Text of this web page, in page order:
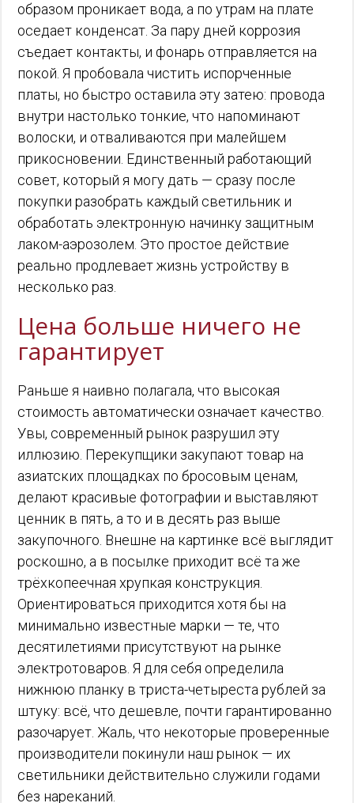
образом проникает вода, а по утрам на плате
оседает конденсат. За пару дней коррозия
съедает контакты, и фонарь отправляется на
покой. Я пробовала чистить испорченные
платы, но быстро оставила эту затею: провода
внутри настолько тонкие, что напоминают
волоски, и отваливаются при малейшем
прикосновении. Единственный работающий
совет, который я могу дать — сразу после
покупки разобрать каждый светильник и
обработать электронную начинку защитным
лаком-аэрозолем. Это простое действие
реально продлевает жизнь устройству в
несколько раз.
Цена больше ничего не
гарантирует
Раньше я наивно полагала, что высокая
стоимость автоматически означает качество.
Увы, современный рынок разрушил эту
иллюзию. Перекупщики закупают товар на
азиатских площадках по бросовым ценам,
делают красивые фотографии и выставляют
ценник в пять, а то и в десять раз выше
закупочного. Внешне на картинке всё выглядит
роскошно, а в посылке приходит всё та же
трёхкопеечная хрупкая конструкция.
Ориентироваться приходится хотя бы на
минимально известные марки — те, что
десятилетиями присутствуют на рынке
электротоваров. Я для себя определила
нижнюю планку в триста-четыреста рублей за
штуку: всё, что дешевле, почти гарантированно
разочарует. Жаль, что некоторые проверенные
производители покинули наш рынок — их
светильники действительно служили годами
без нареканий.